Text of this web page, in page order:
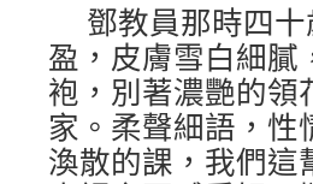
鄧教員那時四
盈，皮膚雪白細膩
袍，別著濃艷的領
家。柔聲細語，
渙散的課，我們這